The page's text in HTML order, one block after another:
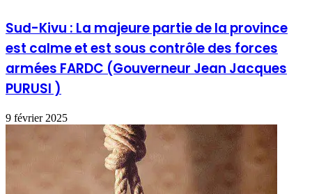
Sud-Kivu : La majeure partie de la province
est calme et est sous contrôle des forces
armées FARDC (Gouverneur Jean Jacques
PURUSI )
9 février 2025